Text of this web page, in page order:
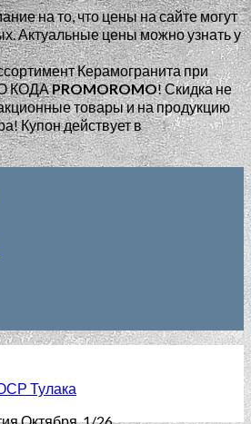
на то, что цены на сайте могут
Актуальные цены можно узнать у
Керамогранита при
КОДАPROMOROMO!Скидка не
товары и на продукцию
Купон действует в
Тулака